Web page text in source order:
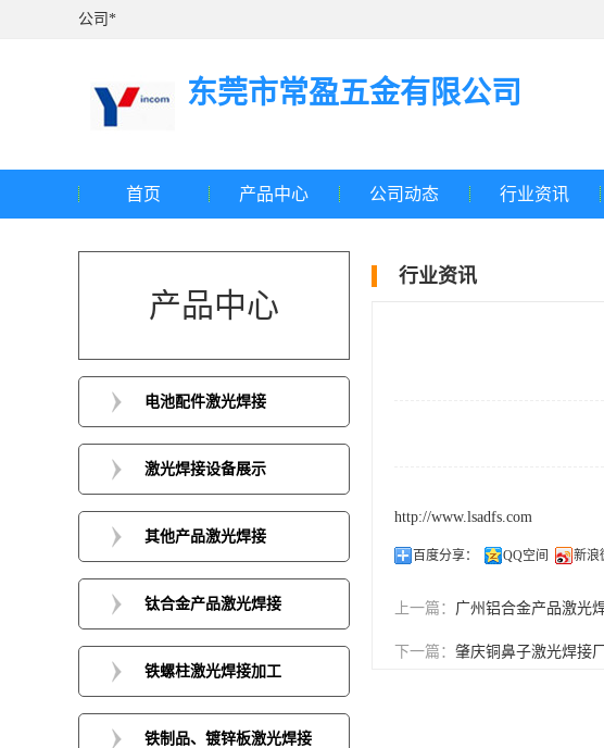
公司*
东莞市常盈五金有限公司
首页 产品中心 公司动态 行业资讯
产品中心
电池配件激光焊接
激光焊接设备展示
其他产品激光焊接
钛合金产品激光焊接
铁螺柱激光焊接加工
铁制品、镀锌板激光焊接
行业资讯
http://www.lsadfs.com
百度分享： QQ空间 新浪
上一篇： 广州铝合金产品激光
下一篇： 肇庆铜鼻子激光焊接厂